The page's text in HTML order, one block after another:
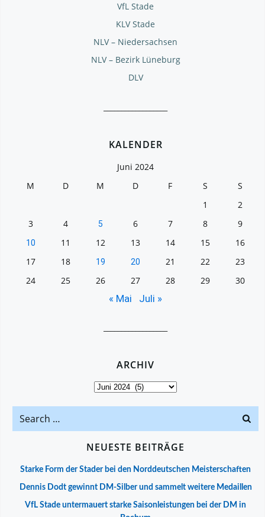
VfL Stade
KLV Stade
NLV – Niedersachsen
NLV – Bezirk Lüneburg
DLV
KALENDER
Juni 2024
M
D M D F S
S
1
2
3
4 5 6 7 8 9
10 11 12 13 14 15
16
17
18 19 20 21 22
23
24
25 26 27 28 29 30
« Mai Juli »
ARCHIV
Archiv
Search
for:
NEUESTE BEITRÄGE
Starke Form der Stader bei den Norddeutschen Meisterschaften
Dennis Dodt gewinnt DM-Silber und sammelt weitere Medaillen
VfL Stade untermauert starke Saisonleistungen bei der DM in